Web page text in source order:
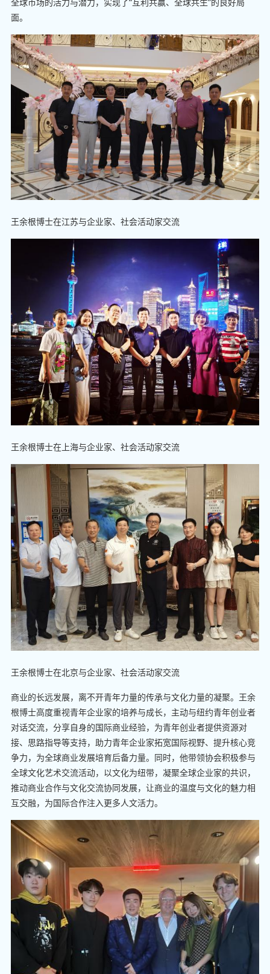
面。
王余根博士在江苏与企业家、社会活动家交流
王余根博士在上海与企业家、社会活动家交流
王余根博士在北京与企业家、社会活动家交流
商业的长远发展，离不开青年力量的传承与文化力量的凝聚。王余
根博士高度重视青年企业家的培养与成长，主动与纽约青年创业者
对话交流，分享自身的国际商业经验，为青年创业者提供资源对
接、思路指导等支持，助力青年企业家拓宽国际视野、提升核心竞
争力，为全球商业发展培育后备力量。同时，他带领协会积极参与
全球文化艺术交流活动，以文化为纽带，凝聚全球企业家的共识，
推动商业合作与文化交流协同发展，让商业的温度与文化的魅力相
互交融，为国际合作注入更多人文活力。